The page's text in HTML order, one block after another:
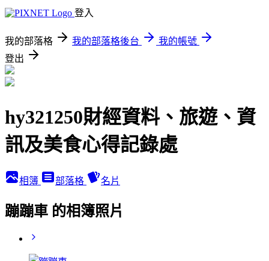
登入
我的部落格 我的部落格後台
我的帳號
登出
hy321250財經資料、旅遊、資
訊及美食心得記錄處
相簿 部落格 名片
蹦蹦車 的相簿照片